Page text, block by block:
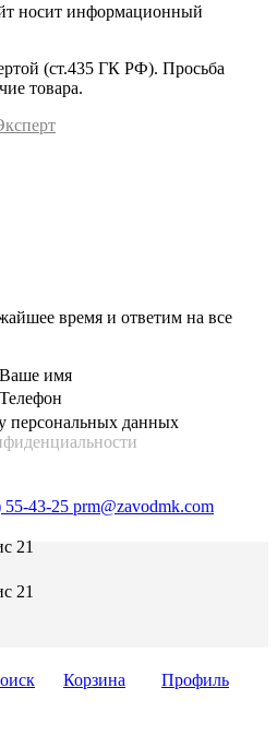
21
21
носит информационный
(ст.435 ГК РФ). Просьба
товара.
время и ответим на все
Ваше имя
Телефон
персональных данных
55-43-25 prm@zavodmk.com
Корзина Профиль